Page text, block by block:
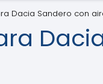
Dacia Sandero con